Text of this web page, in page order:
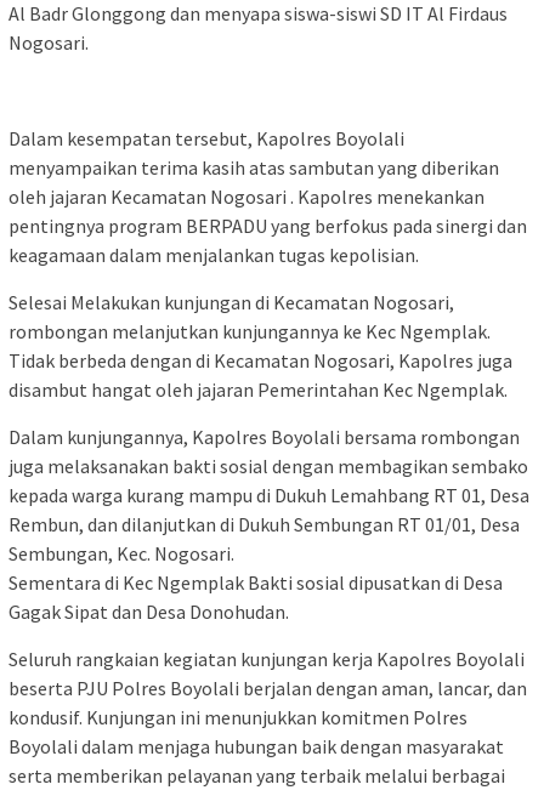
Al Badr Glonggong dan menyapa siswa-siswi SD IT Al Firdaus
Nogosari.
Dalam kesempatan tersebut, Kapolres Boyolali
menyampaikan terima kasih atas sambutan yang diberikan
oleh jajaran Kecamatan Nogosari . Kapolres menekankan
pentingnya program BERPADU yang berfokus pada sinergi dan
keagamaan dalam menjalankan tugas kepolisian.
Selesai Melakukan kunjungan di Kecamatan Nogosari,
rombongan melanjutkan kunjungannya ke Kec Ngemplak.
Tidak berbeda dengan di Kecamatan Nogosari, Kapolres juga
disambut hangat oleh jajaran Pemerintahan Kec Ngemplak.
Dalam kunjungannya, Kapolres Boyolali bersama rombongan
juga melaksanakan bakti sosial dengan membagikan sembako
kepada warga kurang mampu di Dukuh Lemahbang RT 01, Desa
Rembun, dan dilanjutkan di Dukuh Sembungan RT 01/01, Desa
Sembungan, Kec. Nogosari.
Sementara di Kec Ngemplak Bakti sosial dipusatkan di Desa
Gagak Sipat dan Desa Donohudan.
Seluruh rangkaian kegiatan kunjungan kerja Kapolres Boyolali
beserta PJU Polres Boyolali berjalan dengan aman, lancar, dan
kondusif. Kunjungan ini menunjukkan komitmen Polres
Boyolali dalam menjaga hubungan baik dengan masyarakat
serta memberikan pelayanan yang terbaik melalui berbagai